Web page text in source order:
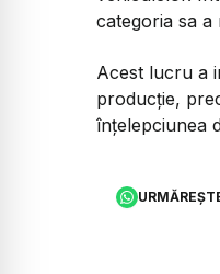
categoria sa a
Acest lucru a
producție,
înțelepciunea